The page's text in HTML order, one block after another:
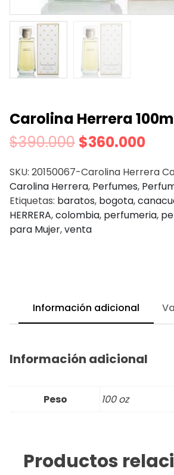
Carolina Herrera
$390.000 $360.000
SKU: 20150067-Carolina Herrera
Carolina Herrera, Perfumes,
Etiquetas: baratos, bogota,
HERRERA,colombia, perfumeria,
para Mujer,venta
Información adicional
Información adicional
Peso 100 oz
Productos